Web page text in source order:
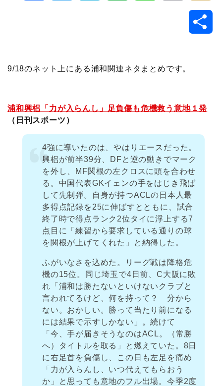
o
k
e a o
e
o
i
9/18のネット上にある浦和関連ネタまとめです。
浦和興梠「力が入らんし」足負傷も危機救う意地１発
（日刊スポーツ）
4強に導いたのは、やはりエースだった。
興梠が前半39分、DFと逆の動きでマーク
を外し、MF関根の左クロスに頭を合わせ
る。中国代表GKイェンの手をはじき飛ば
して先制弾。自身が持つACLの日本人最
多得点記録を25に伸ばすとともに、試合
終了時で得点ランク2位タイに浮上する7
点目に「練習から要求している通りの球
を関根が上げてくれた」と納得した。
ふがいなさを込めた。リーグ戦は降格危
機の15位。同じ埼玉で4日前、C大阪に敗
れ「浦和は勝たないといけないクラブと
言われてるけど、何を持って？ 分から
ない。おかしい。勝って当たり前になる
には結果で示すしかない」。続けて
「今、手が届きそうなのはACL。（常勝
へ）タイトルを取る」と燃えていた。8日
に右足首を負傷し、この日も左足を痛め
「力が入らんし、いつ代えてもらおう
か」と思っても意地のフル出場。今季2度